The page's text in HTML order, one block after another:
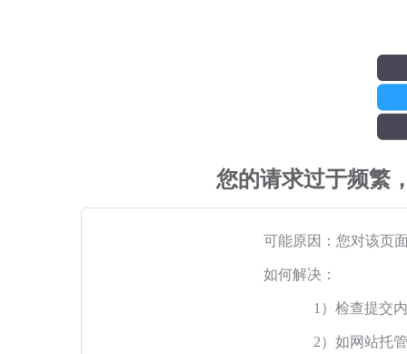
您的请求过于频繁
可能原因：您对该页
如何解决：
1）检查提交
2）如网站托